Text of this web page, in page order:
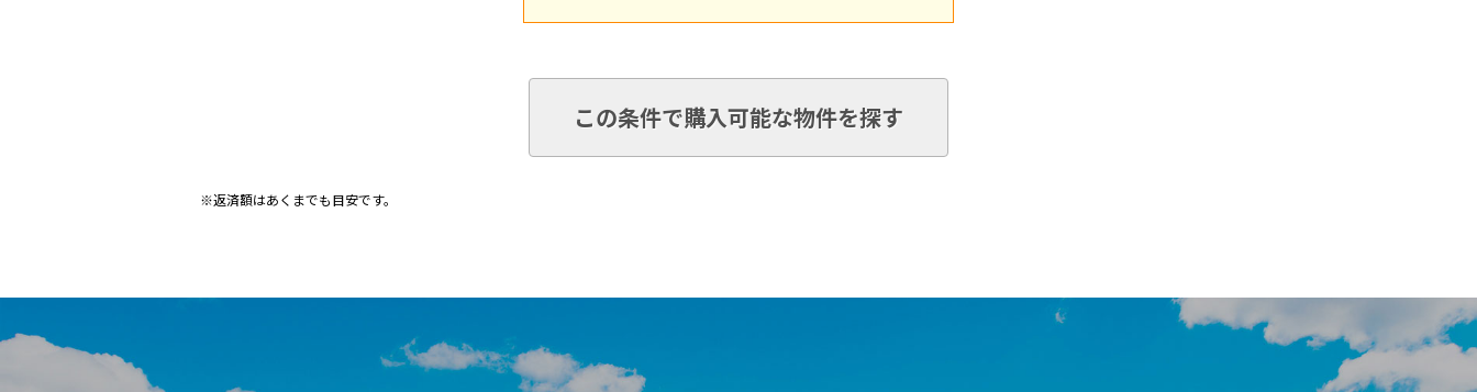
この条件で購入可能な物件を探す
※返済額はあくまでも目安です。